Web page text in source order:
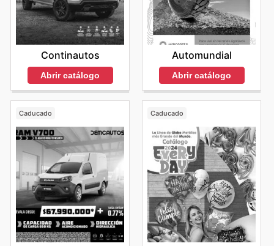
Continautos
Abrir catálogo
Automundial
Abrir catálogo
Caducado Caducado